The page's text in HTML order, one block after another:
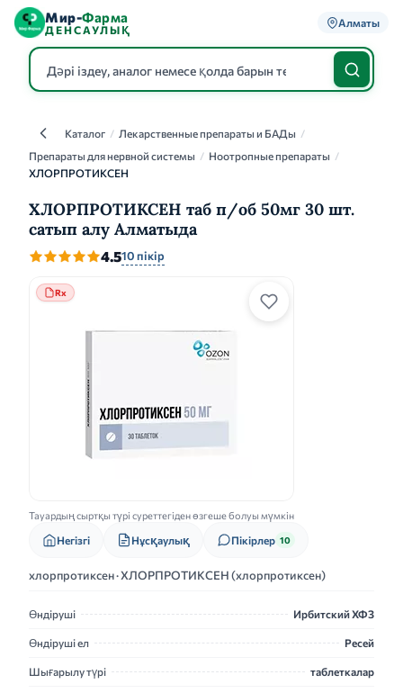
Мир-Фарма
ДЕНСАУЛЫҚ
Алматы
КаталогКаталог / Лекарственные препараты и БАДы /
Препараты для нервной системы / Ноотропные препараты /
ХЛОРПРОТИКСЕН
ХЛОРПРОТИКСЕН таб п/об 50мг 30 шт.
сатып алу Алматыда
4.510 пікір
Rx
Тауардың сыртқы түрі суреттегіден өзгеше болуы мүмкін
Негізгі Нұсқаулық Пікірлер 10
хлорпротиксен · ХЛОРПРОТИКСЕН (хлорпротиксен)
Өндіруші Ирбитский ХФЗ
Өндіруші ел Ресей
Шығарылу түрі таблеткалар